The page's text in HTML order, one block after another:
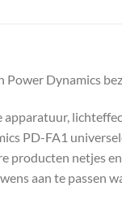
Power Dynamics
apparatuur,
PD-FA1
producten netjes
aan te passen